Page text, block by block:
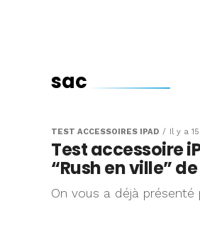
Kogata
L'iPad dès qu'il
sac
TEST ACCESSOIRES IPAD Il y a
Test accessoire
“Rush en ville” de
On vous a déjà présenté